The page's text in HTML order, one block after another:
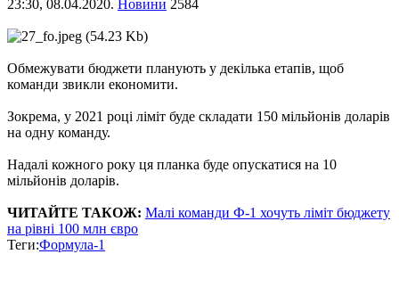
23:30, 08.04.2020. Новини 2584
Обмежувати бюджети планують у декілька етапів, щоб
команди звикли економити.
Зокрема, у 2021 році ліміт буде складати 150 мільйонів доларів
на одну команду.
Надалі кожного року ця планка буде опускатися на 10
мільйонів доларів.
ЧИТАЙТЕ ТАКОЖ: Малі команди Ф-1 хочуть ліміт бюджету
на рівні 100 млн євро
Теги:Формула-1